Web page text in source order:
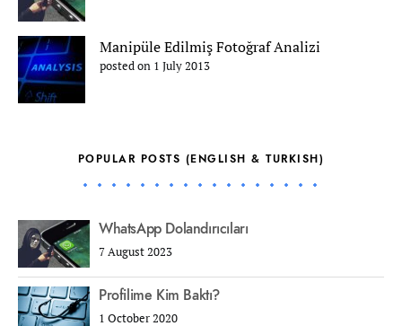
Manipüle Edilmiş Fotoğraf Analizi
posted on 1 July 2013
POPULAR POSTS (ENGLISH & TURKISH)
WhatsApp Dolandırıcıları
7 August 2023
Profilime Kim Baktı?
1 October 2020